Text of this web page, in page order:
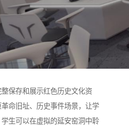
保存和展示红色历史文化资
命旧址、历史事件场景，让学
生可以在虚拟的延安窑洞中聆